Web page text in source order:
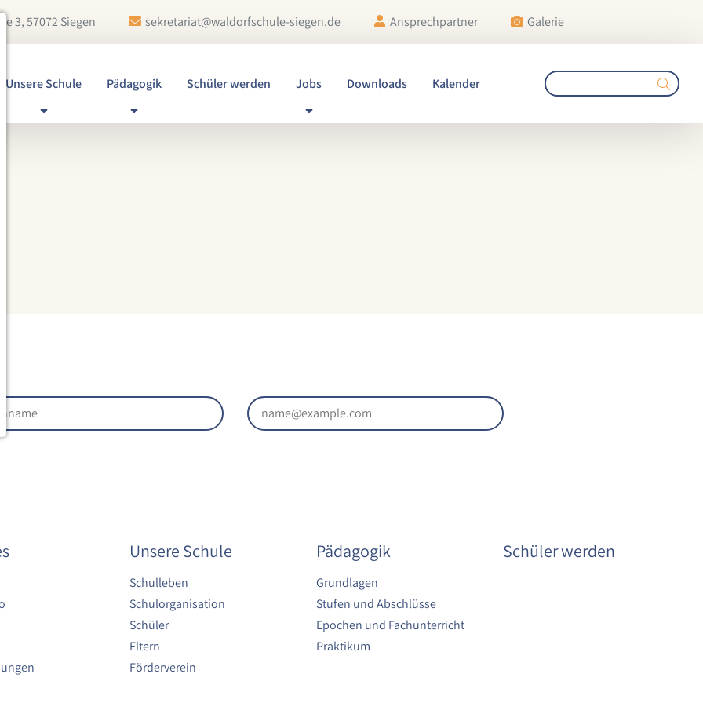
3, 57072 Siegen sekretariat@waldorfschule-siegen.de Ansprechpartner Galerie
Unsere Schule Pädagogik Schüler werden Jobs Downloads Kalender
Unsere Schule
Schulleben
Schulorganisation
Schüler
Eltern
Förderverein
Pädagogik
Grundlagen
Stufen und Abschlüsse
Epochen und Fachunterricht
Praktikum
Schüler werden